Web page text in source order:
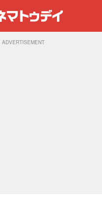
ADVERTISEMENT